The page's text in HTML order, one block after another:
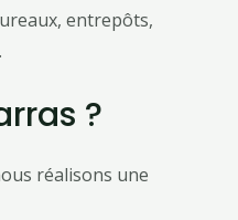
entrepôts,
?
réalisons une